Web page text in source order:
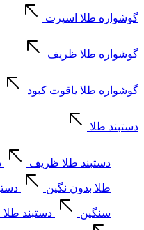
گوشواره طلا اسپرت
گوشواره طلا ظریف
گوشواره طلا یاقوت کبود
دستبند طلا
دستبند طلا ظریف
طلا بدون نگین
سنگین دستبند